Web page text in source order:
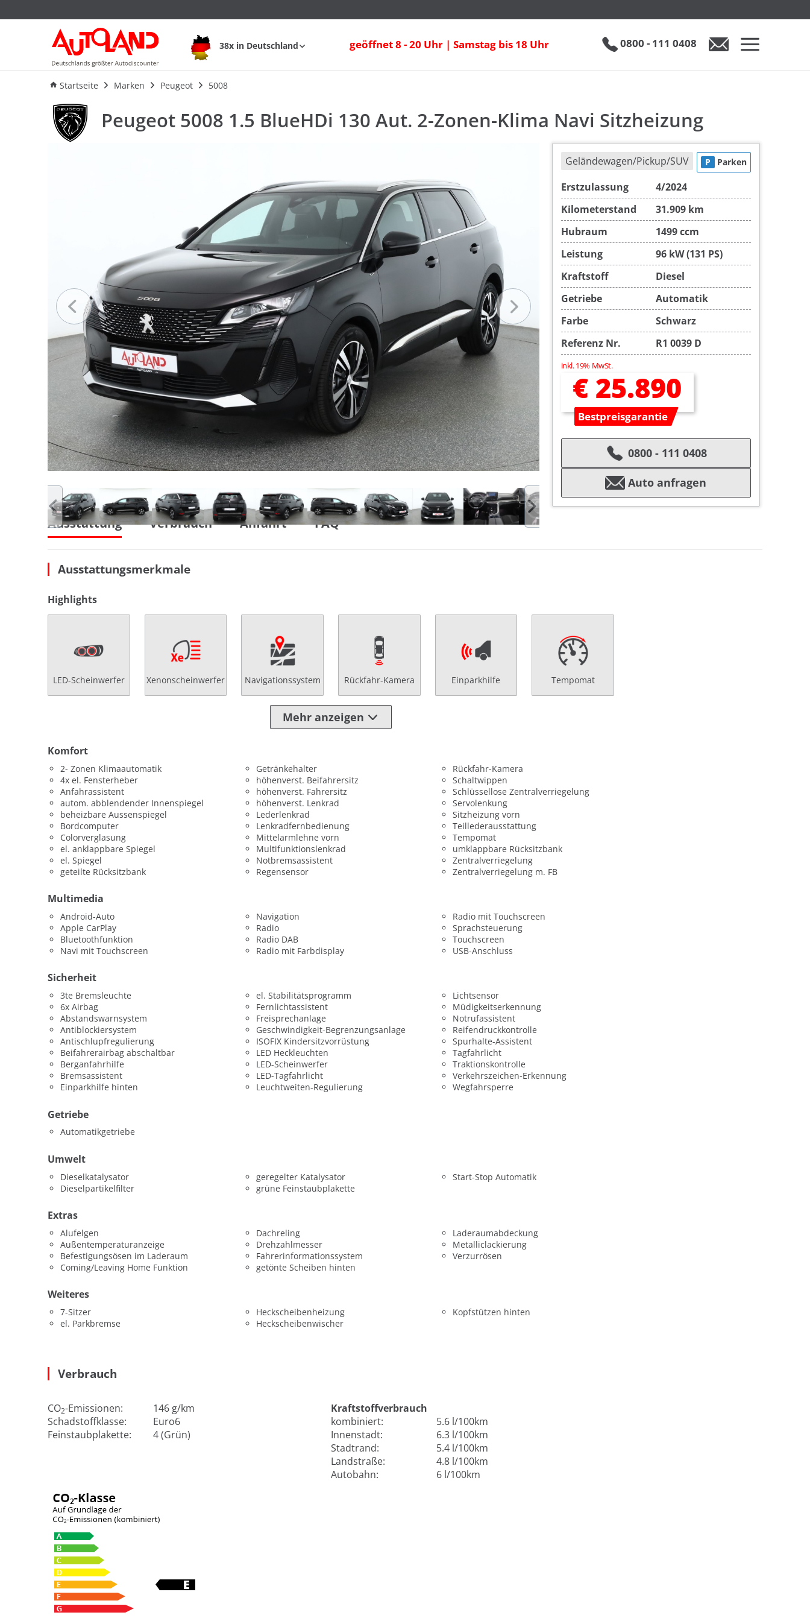
38x in Deutschland geöffnet 8 - 20 Uhr | Samstag bis 18 Uhr 0800 - 111 0408
Startseite Marken Peugeot 5008
Peugeot 5008 1.5 BlueHDi 130 Aut. 2-Zonen-Klima Navi Sitzheizung
Ausstattung Verbrauch
Peugeot 5008 1.5 BlueHDi 130 Aut. 2-Zonen-Klima Navi Sitzheizung
Geländewagen/Pickup/SUV P Parken
Erstzulassung
4/2024
Kilometerstand
31.909 km
Hubraum
1499 ccm
Leistung
96 kW (131 PS)
Kraftstoff
Diesel
Getriebe
Automatik
Farbe
Schwarz
Referenz Nr.
R1 0039 D
inkl. 19% MwSt.
€ 25.890
Bestpreisgarantie
0800 - 111 0408
Auto anfragen
Ausstattung Verbrauch Anfahrt FAQ
Ausstattungsmerkmale
Highlights
LED-Scheinwerfer Xenonscheinwerfer Navigationssystem Rückfahr-Kamera Einparkhilfe Tempomat
Mehr anzeigen
Komfort
2- Zonen Klimaautomatik
4x el. Fensterheber
Anfahrassistent
autom. abblendender Innenspiegel
beheizbare Aussenspiegel
Bordcomputer
Colorverglasung
el. anklappbare Spiegel
el. Spiegel
geteilte Rücksitzbank
Getränkehalter
höhenverst. Beifahrersitz
höhenverst. Fahrersitz
höhenverst. Lenkrad
Lederlenkrad
Lenkradfernbedienung
Mittelarmlehne vorn
Multifunktionslenkrad
Notbremsassistent
Regensensor
Rückfahr-Kamera
Schaltwippen
Schlüssellose Zentralverriegelung
Servolenkung
Sitzheizung vorn
Teillederausstattung
Tempomat
umklappbare Rücksitzbank
Zentralverriegelung
Zentralverriegelung m. FB
Multimedia
Android-Auto
Apple CarPlay
Bluetoothfunktion
Navi mit Touchscreen
Navigation
Radio
Radio DAB
Radio mit Farbdisplay
Radio mit Touchscreen
Sprachsteuerung
Touchscreen
USB-Anschluss
Sicherheit
3te Bremsleuchte
6x Airbag
Abstandswarnsystem
Antiblockiersystem
Antischlupfregulierung
Beifahrerairbag abschaltbar
Berganfahrhilfe
Bremsassistent
Einparkhilfe hinten
el. Stabilitätsprogramm
Fernlichtassistent
Freisprechanlage
Geschwindigkeit-Begrenzungsanlage
ISOFIX Kindersitzvorrüstung
LED Heckleuchten
LED-Scheinwerfer
LED-Tagfahrlicht
Leuchtweiten-Regulierung
Lichtsensor
Müdigkeitserkennung
Notrufassistent
Reifendruckkontrolle
Spurhalte-Assistent
Tagfahrlicht
Traktionskontrolle
Verkehrszeichen-Erkennung
Wegfahrsperre
Getriebe
Automatikgetriebe
Umwelt
Dieselkatalysator
Dieselpartikelfilter
geregelter Katalysator
grüne Feinstaubplakette
Start-Stop Automatik
Extras
Alufelgen
Außentemperaturanzeige
Befestigungsösen im Laderaum
Coming/Leaving Home Funktion
Dachreling
Drehzahlmesser
Fahrerinformationssystem
getönte Scheiben hinten
Laderaumabdeckung
Metalliclackierung
Verzurrösen
Weiteres
7-Sitzer
el. Parkbremse
Heckscheibenheizung
Heckscheibenwischer
Kopfstützen hinten
Verbrauch
CO2-Emissionen:
146 g/km
Schadstoffklasse:
Euro6
Feinstaubplakette:
4 (Grün)
Kraftstoffverbrauch
kombiniert:
5.6 l/100km
Innenstadt:
6.3 l/100km
Stadtrand:
5.4 l/100km
Landstraße:
4.8 l/100km
Autobahn:
6 l/100km